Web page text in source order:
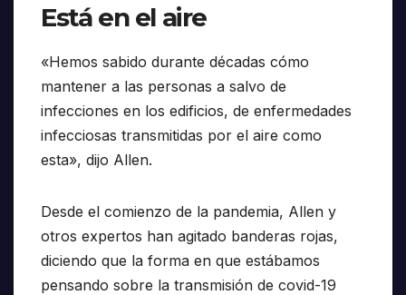
Está en el aire
«Hemos sabido durante décadas cómo
mantener a las personas a salvo de
infecciones en los edificios, de enfermedades
infecciosas transmitidas por el aire como
esta», dijo Allen.
Desde el comienzo de la pandemia, Allen y
otros expertos han agitado banderas rojas,
diciendo que la forma en que estábamos
pensando sobre la transmisión de covid-19